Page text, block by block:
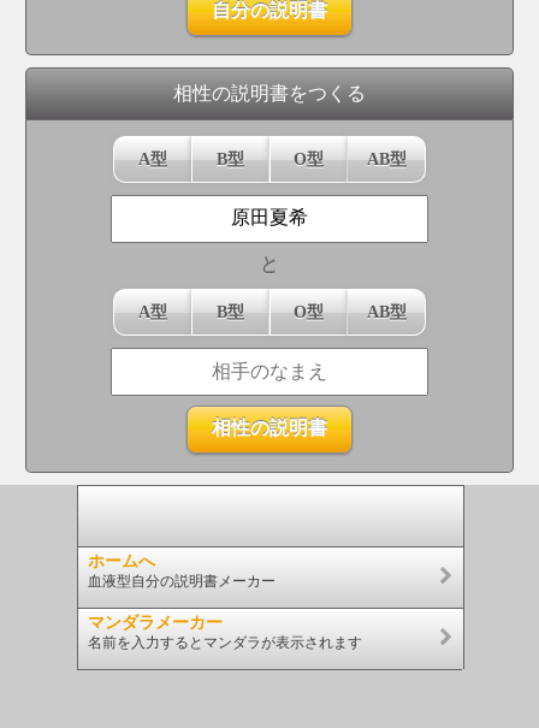
相性の説明書をつくる
A型 B型 O型 AB型
と
A型 B型 O型 AB型
ホームへ
血液型自分の説明書メーカー
マンダラメーカー
名前を入力するとマンダラが表示されます